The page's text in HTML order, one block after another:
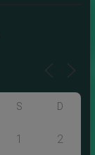
S D
1 2